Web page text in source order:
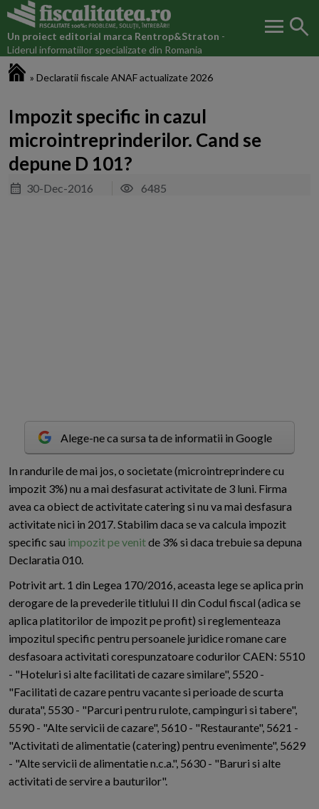
Un proiect editorial marca Rentrop&Straton -
Liderul informatiilor specializate din Romania
menu search
» Declaratii fiscale ANAF actualizate 2026
Impozit specific in cazul
microintreprinderilor. Cand se
depune D 101?
30-Dec-2016 6485
Alege-ne ca sursa ta de informatii in Google
In randurile de mai jos, o societate (microintreprindere cu
impozit 3%) nu a mai desfasurat activitate de 3 luni. Firma
avea ca obiect de activitate catering si nu va mai desfasura
activitate nici in 2017. Stabilim daca se va calcula impozit
specific sau impozit pe venitde 3% si daca trebuie sa depuna
Declaratia 010.
Potrivit art. 1 din Legea 170/2016, aceasta lege se aplica prin
derogare de la prevederile titlului II din Codul fiscal (adica se
aplica platitorilor de impozit pe profit) si reglementeaza
impozitul specific pentru persoanele juridice romane care
desfasoara activitati corespunzatoare codurilor CAEN: 5510
- "Hoteluri si alte facilitati de cazare similare", 5520 -
"Facilitati de cazare pentru vacante si perioade de scurta
durata", 5530 - "Parcuri pentru rulote, campinguri si tabere",
5590 - "Alte servicii de cazare", 5610 - "Restaurante", 5621 -
"Activitati de alimentatie (catering) pentru evenimente", 5629
- "Alte servicii de alimentatie n.c.a.", 5630 - "Baruri si alte
activitati de servire a bauturilor".